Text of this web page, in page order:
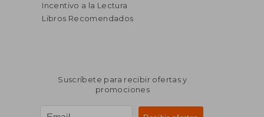
Incentivo a la Lectura
Libros Recomendados
Suscríbete para recibir ofertas y
promociones